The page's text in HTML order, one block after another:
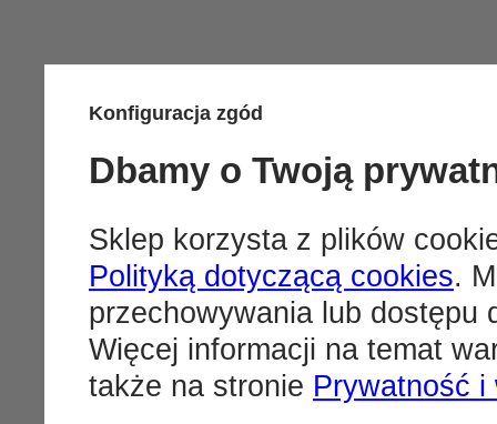
Konfiguracja zgód
Dbamy o Twoją
Sklep korzysta z plików
Polityką dotyczącą cookies.
przechowywania lub dostępu
Więcej informacji na temat
także na stronie Prywatność i